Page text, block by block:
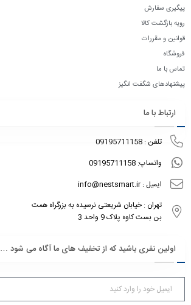
پیگیری سفارش
رویه بازگشت کالا
قوانین و مقررات
فروشگاه
تماس با ما
پیشنهادهای شگفت انگیز
ارتباط با ما
تلفن : 09195711158
واتساپ: 09195711158
ایمیل : info@nestsmart.ir
تهران : خیابان شریعتی نرسیده به بزرگراه همت
بن بست کاوه پلاک 9 واحد 3
اولین نفری باشید که از تخفیف های ما آگاه می شود …